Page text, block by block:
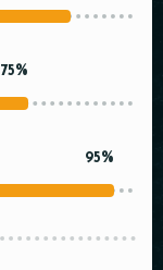
75%
95%